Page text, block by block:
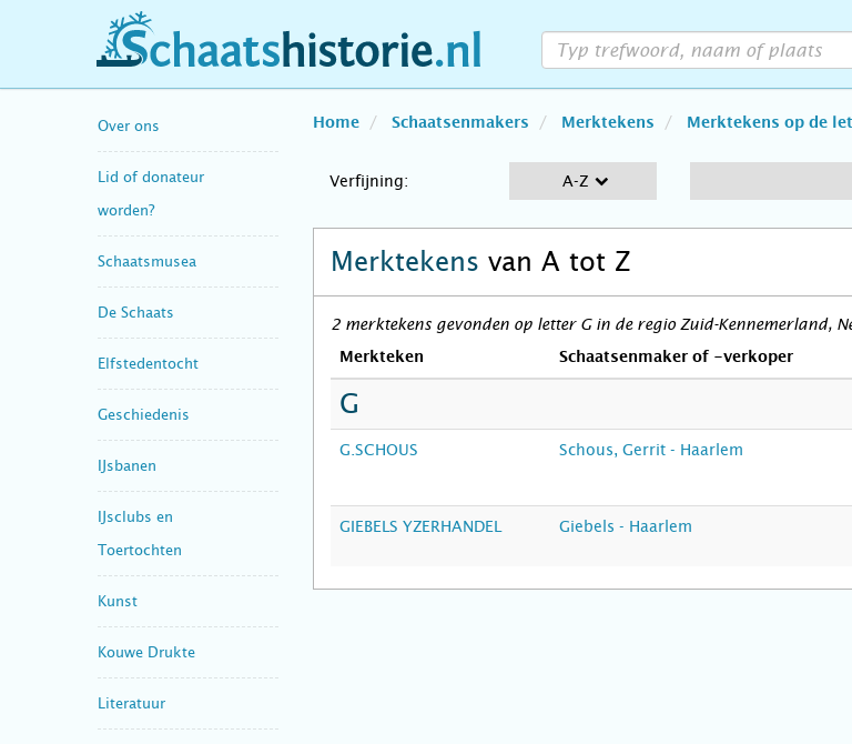
schaatshistorie.nl
Over ons
Lid of donateur
worden?
Schaatsmusea
De Schaats
Elfstedentocht
Geschiedenis
IJsbanen
IJsclubs en
Toertochten
Kunst
Kouwe Drukte
Literatuur
Home Schaatsenmakers Merktekens Merktekens op de
Verfijning: A-Z
Merktekens van A tot Z
2 merktekens gevonden op letter G in de regio Zuid-Kennemerland,
Merkteken Schaatsenmaker of -verkoper
G
G.SCHOUS Schous, Gerrit - Haarlem
GIEBELS YZERHANDEL Giebels - Haarlem